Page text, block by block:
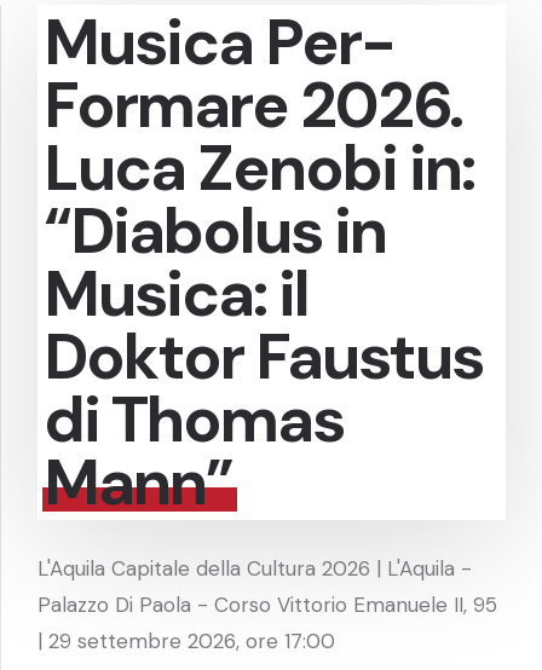
Musica Per-
Formare 2026.
Luca Zenobi in:
“Diabolus in
Musica: il
Doktor Faustus
di Thomas
Mann”
L'Aquila Capitale della Cultura 2026 | L'Aquila -
Palazzo Di Paola - Corso Vittorio Emanuele II, 95
| 29 settembre 2026, ore 17:00